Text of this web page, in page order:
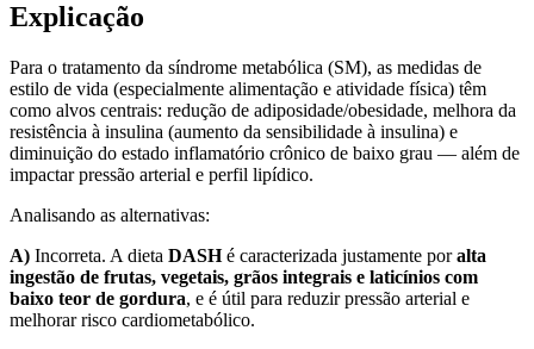
Explicação
Para o tratamento da síndrome metabólica (SM), as medidas de
estilo de vida (especialmente alimentação e atividade física) têm
como alvos centrais: redução de adiposidade/obesidade, melhora da
resistência à insulina (aumento da sensibilidade à insulina) e
diminuição do estado inflamatório crônico de baixo grau — além de
impactar pressão arterial e perfil lipídico.
Analisando as alternativas:
A) Incorreta. A dieta DASHé caracterizada justamente poralta
ingestão de frutas, vegetais, grãos integrais e laticínios com
baixo teor de gordura, e é útil para reduzir pressão arterial e
melhorar risco cardiometabólico.